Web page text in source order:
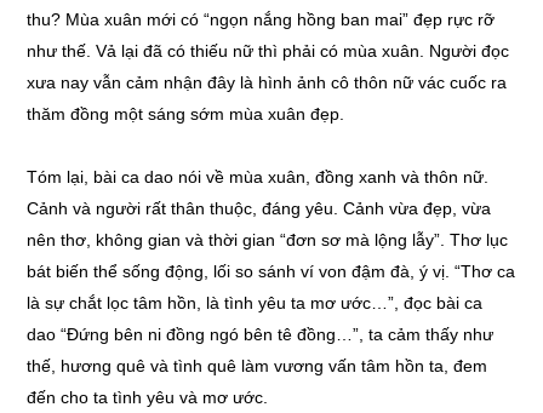
thu? Mùa xuân mới có “ngọn nắng hồng ban mai” đẹp rực rỡ
như thế. Vả lại đã có thiếu nữ thì phải có mùa xuân. Người đọc
xưa nay vẫn cảm nhận đây là hình ảnh cô thôn nữ vác cuốc ra
thăm đồng một sáng sớm mùa xuân đẹp.
Tóm lại, bài ca dao nói về mùa xuân, đồng xanh và thôn nữ.
Cảnh và người rất thân thuộc, đáng yêu. Cảnh vừa đẹp, vừa
nên thơ, không gian và thời gian “đơn sơ mà lộng lẫy”. Thơ lục
bát biến thể sống động, lối so sánh ví von đậm đà, ý vị. “Thơ ca
là sự chắt lọc tâm hồn, là tình yêu ta mơ ước…”, đọc bài ca
dao “Đứng bên ni đồng ngó bên tê đồng…”, ta cảm thấy như
thế, hương quê và tình quê làm vương vấn tâm hồn ta, đem
đến cho ta tình yêu và mơ ước.